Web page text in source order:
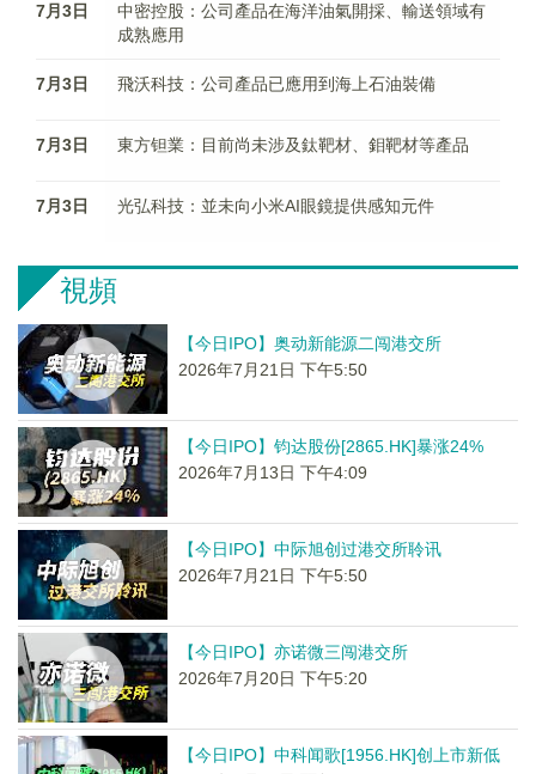
7月3日
中密控股：公司產品在海洋油氣開採、輸送領域有
成熟應用
7月3日 飛沃科技：公司產品已應用到海上石油裝備
7月3日 東方钽業：目前尚未涉及鈦靶材、鉬靶材等產品
7月3日 光弘科技：並未向小米AI眼鏡提供感知元件
視頻
【今日IPO】奥动新能源二闯港交所
2026年7月21日 下午5:50
【今日IPO】钧达股份[2865.HK]暴涨24%
2026年7月13日 下午4:09
【今日IPO】中际旭创过港交所聆讯
2026年7月21日 下午5:50
【今日IPO】亦诺微三闯港交所
2026年7月20日 下午5:20
【今日IPO】中科闻歌[1956.HK]创上市新低